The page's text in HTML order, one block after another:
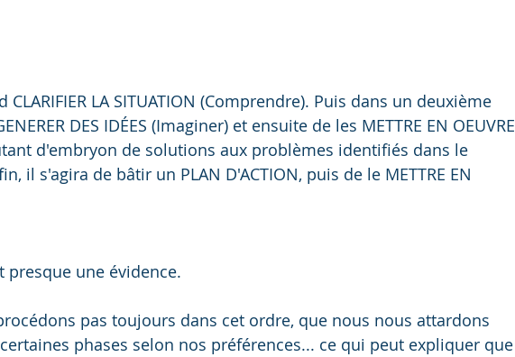
CLARIFIER LA SITUATION (Comprendre). Puis dans un deuxième
DES IDÉES (Imaginer) et ensuite de les METTRE EN OEUVRE
d'embryon de solutions aux problèmes identifiés dans le
il s'agira de bâtir un PLAN D'ACTION, puis de le METTRE EN
presque une évidence.
pas toujours dans cet ordre, que nous nous attardons
phases selon nos préférences... ce qui peut expliquer que